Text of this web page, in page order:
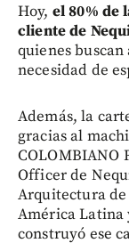
Hoy, el 80% de
cliente de
quienes
necesidad de
Además, la
gracias al
COLOMBIANO
Officer de
Arquitectura de
América Latina
construyó ese